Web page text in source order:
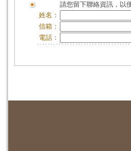
請您留下聯絡資訊，以
姓名：
信箱：
電話：